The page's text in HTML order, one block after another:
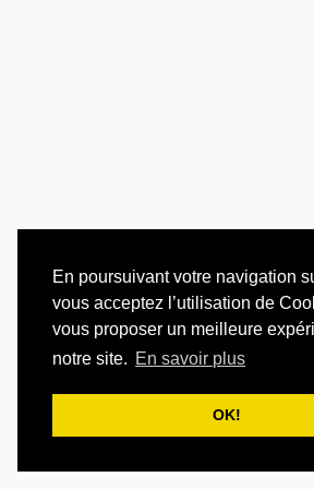
En poursuivant votre navigation
vous acceptez l’utilisation de
vous proposer un meilleure
notre site. En savoir plus
OK!